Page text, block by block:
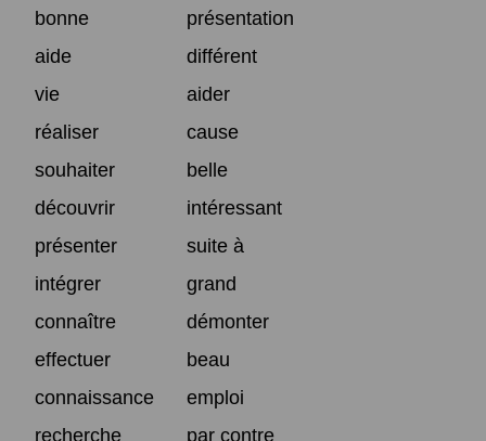
bonne
présentation
aide
différent
vie
aider
réaliser
cause
souhaiter
belle
découvrir
intéressant
présenter
suite à
intégrer
grand
connaître
démonter
effectuer
beau
connaissance
emploi
recherche
par contre